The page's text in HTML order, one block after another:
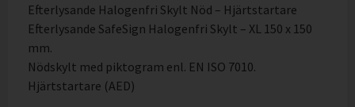
Efterlysande Halogenfri Skylt Nöd – Hjärtstartare
Efterlysande SafeSign Halogenfri Skylt – XL 150 x 150
mm.
Nödskylt med piktogram enl. EN ISO 7010.
Hjärtstartare (AED)